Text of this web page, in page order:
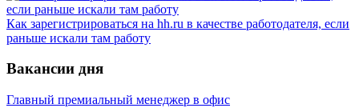
Как зарегистрироваться на hh.ru в качестве работодателя, если
раньше искали там работу
Вакансии дня
Главный премиальный менеджер в офис